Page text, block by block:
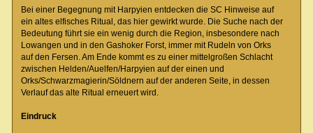
Bei einer Begegnung mit Harpyien entdecken die SC Hinweise auf
ein altes elfisches Ritual, das hier gewirkt wurde. Die Suche nach der
Bedeutung führt sie ein wenig durch die Region, insbesondere nach
Lowangen und in den Gashoker Forst, immer mit Rudeln von Orks
auf den Fersen. Am Ende kommt es zu einer mittelgroßen Schlacht
zwischen Helden/Auelfen/Harpyien auf der einen und
Orks/Schwarzmagierin/Söldnern auf der anderen Seite, in dessen
Verlauf das alte Ritual erneuert wird.
Eindruck